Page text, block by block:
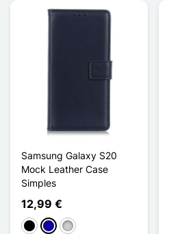
Samsung Galaxy S20
Mock Leather Case
Simples
12,99 €
PretoAzul Escuro
Prata